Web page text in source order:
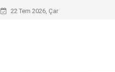
Konteyner Nakliye Fiyatları ve Küresel
22 Tem 2026, Çar